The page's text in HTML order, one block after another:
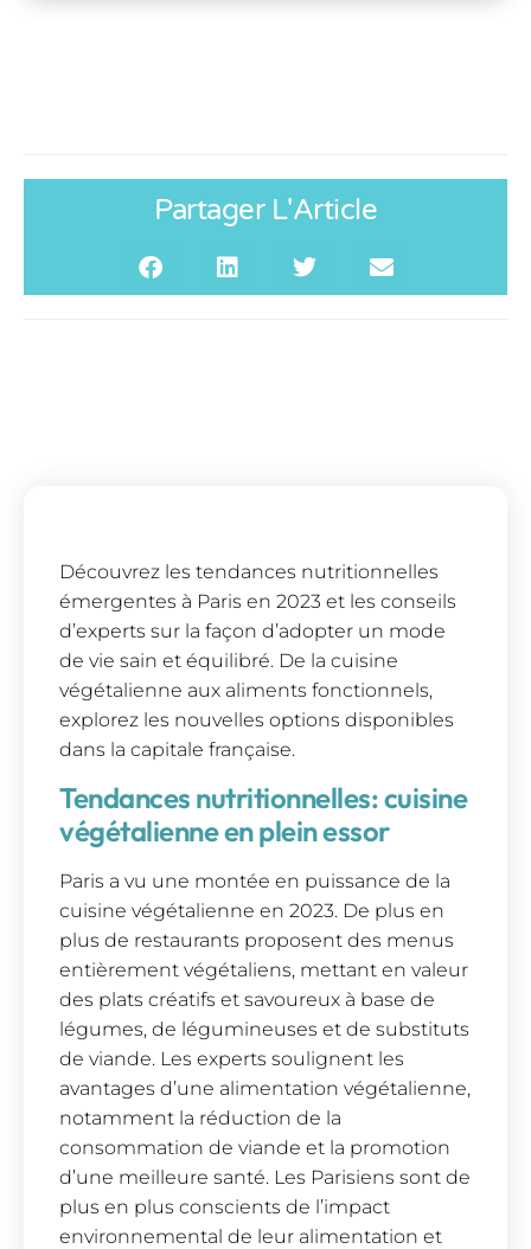
Partager L'Article
Découvrez les tendances nutritionnelles
émergentes à Paris en 2023 et les conseils
d’experts sur la façon d’adopter un mode
de vie sain et équilibré. De la cuisine
végétalienne aux aliments fonctionnels,
explorez les nouvelles options disponibles
dans la capitale française.
Tendances nutritionnelles: cuisine
végétalienne en plein essor
Paris a vu une montée en puissance de la
cuisine végétalienne en 2023. De plus en
plus de restaurants proposent des menus
entièrement végétaliens, mettant en valeur
des plats créatifs et savoureux à base de
légumes, de légumineuses et de substituts
de viande. Les experts soulignent les
avantages d’une alimentation végétalienne,
notamment la réduction de la
consommation de viande et la promotion
d’une meilleure santé. Les Parisiens sont de
plus en plus conscients de l’impact
environnemental de leur alimentation et